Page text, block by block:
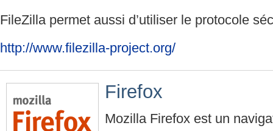
FileZilla permet aussi d’utiliser le protocole
http://www.filezilla-project.org/
Firefox
Mozilla Firefox est un